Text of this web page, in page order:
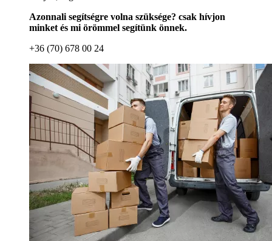
Azonnali segítségre volna szüksége? csak hívjon
minket és mi örömmel segítünk önnek.
+36 (70) 678 00 24